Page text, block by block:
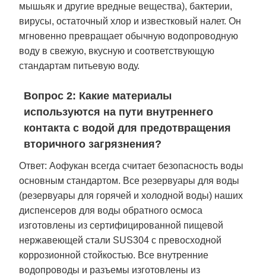
мышьяк и другие вредные вещества), бактерии,
вирусы, остаточный хлор и известковый налет. Он
мгновенно превращает обычную водопроводную
воду в свежую, вкусную и соответствующую
стандартам питьевую воду.
Вопрос 2: Какие материалы
используются на пути внутреннего
контакта с водой для предотвращения
вторичного загрязнения?
Ответ: Аофукан всегда считает безопасность воды
основным стандартом. Все резервуары для воды
(резервуары для горячей и холодной воды) наших
диспенсеров для воды обратного осмоса
изготовлены из сертифицированной пищевой
нержавеющей стали SUS304 с превосходной
коррозионной стойкостью. Все внутренние
водопроводы и разъемы изготовлены из